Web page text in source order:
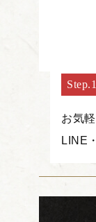
お気
LINE